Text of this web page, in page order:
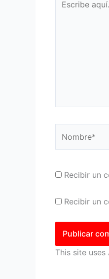
aquí...
Recibir un
Recibir un
This site